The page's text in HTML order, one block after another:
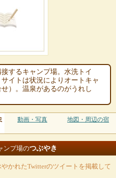
するキャンプ場。水洗トイ
イトは状況によりオートキャ
）。温泉があるのがうれし
動画・写真 地図・周辺の宿
ンプ場のつぶやき
かれたTwitterのツイートを掲載して